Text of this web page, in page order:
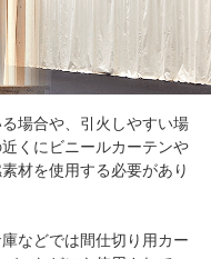
場合や、引火しやすい場
くにビニールカーテンや
材を使用する必要があり
などでは間仕切り用カー